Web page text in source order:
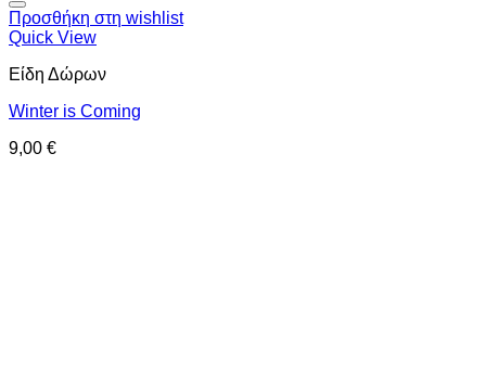
Προσθήκη στη wishlist
Quick View
Είδη Δώρων
Winter is Coming
9,00 €